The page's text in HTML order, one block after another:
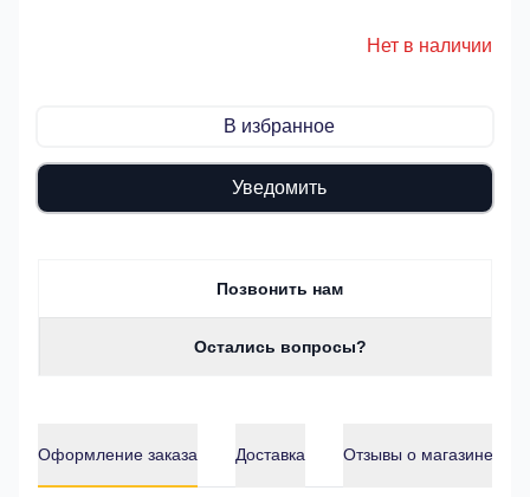
Нет в наличии
В избранное
Уведомить
Позвонить нам
Остались вопросы?
Оформление заказа Доставка Отзывы о магазине